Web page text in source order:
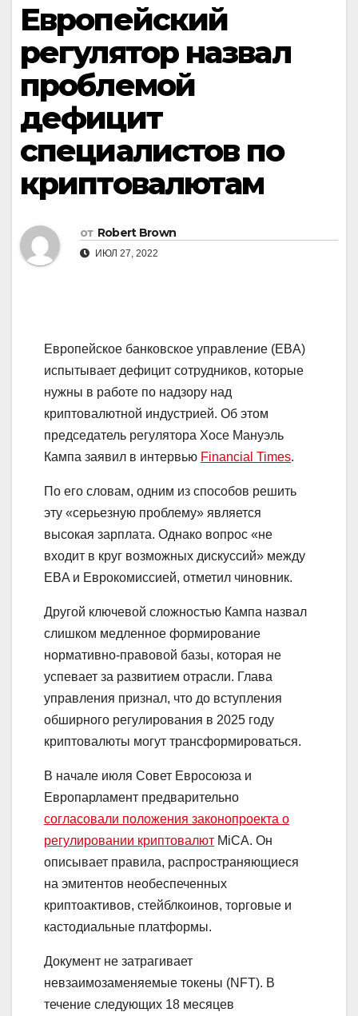
Европейский
регулятор назвал
проблемой
дефицит
специалистов по
криптовалютам
от Robert Brown
ИЮЛ 27, 2022
Европейское банковское управление (EBA)
испытывает дефицит сотрудников, которые
нужны в работе по надзору над
криптовалютной индустрией. Об этом
председатель регулятора Хосе Мануэль
Кампа заявил в интервью Financial Times.
По его словам, одним из способов решить
эту «серьезную проблему» является
высокая зарплата. Однако вопрос «не
входит в круг возможных дискуссий» между
EBA и Еврокомиссией, отметил чиновник.
Другой ключевой сложностью Кампа назвал
слишком медленное формирование
нормативно-правовой базы, которая не
успевает за развитием отрасли. Глава
управления признал, что до вступления
обширного регулирования в 2025 году
криптовалюты могут трансформироваться.
В начале июля Совет Евросоюза и
Европарламент предварительно
согласовали положения законопроекта о
регулировании криптовалют MiCA. Он
описывает правила, распространяющиеся
на эмитентов необеспеченных
криптоактивов, стейблкоинов, торговые и
кастодиальные платформы.
Документ не затрагивает
невзаимозаменяемые токены (NFT). В
течение следующих 18 месяцев